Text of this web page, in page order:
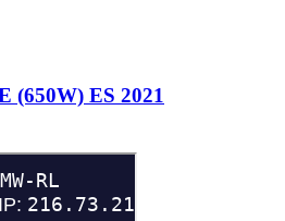
(650W) ES 2021